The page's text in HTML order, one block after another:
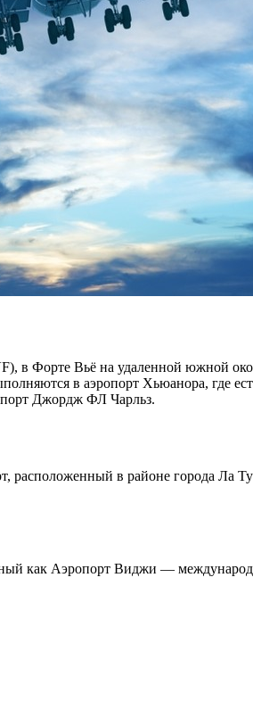
в Форте Вьё на удаленной южной
в аэропорт Хьюанора, где
Джордж ФЛ Чарльз.
в районе города Ла
как Аэропорт Виджи —